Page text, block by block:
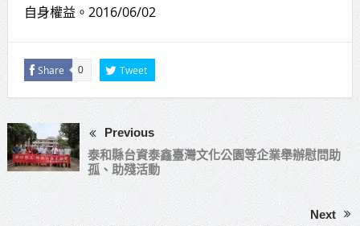
自身權益。2016/06/02
Share 0 Tweet
Previous
泰和縣台資泰鑫臺灣文化公園等企業舉辦慰問助
孤、助殘活動
Next